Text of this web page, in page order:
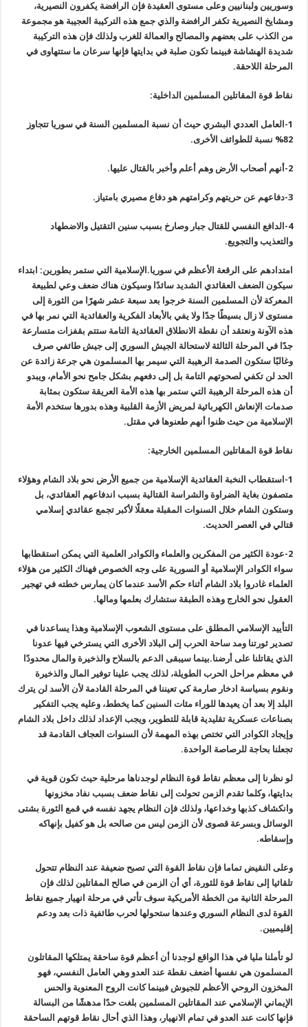
وسوريين ولبنانيين وعلى مستوى العقيدة فإن الرافضة يكفرون النصيرية،
ومشايخ النصيرية تكفر الرافضة والذي جمع هذه التركيبة العجيبة هو مجموعة
من الكذب على بعضهم والمصالح والعمالة للغرب ولذلك فإن هذه التركيبة
شديدة الهشاشةفبينما تكون صلبة في بدايتها فإنها سرعان ما ستتهاوى في
المرحلة اللاحقة.
نقاط قوة المقاتلين المسلمين الداخلية:
1-العامل العددي البشري حيث أن نسبة المسلمين السنة في سوريا تتجاوز
82% نسبة للطوائف الأخرى.
2-أنهم أصحاب الأرض وهم أعلم وأخبر بالقتال عليها.
3-دفاعهم عن حريتهم وكرامتهم هو دفاع مصيري بامتياز.
4-الدافع النفسي للقتال جبار وصارخ بسبب سنين التقتيل والاضطهاد
والتعذيب والتجويع.
امتدادهم على الرقعة الأعظم في سوريا.الإسلامية التي ستمر بطورين: ابتداء
سيكون الضعف العقائدي الشديد سائدًا وسيكون هناك ضعف وعي لطبيعة
المعركة لأن المسلمين السنة خرجوا بعد سبعة عشر شهرًا من الثورة إلى
مستوى لا زال بسيطًا جدًا ولا يفي بالأبعاد الفكرية والعقائدية التي نمر بها في
هذه الآونة ونعتقد أن نقطة الانطلاق العقائدية التامة ستتم بقفزات متسارعة
جدًا في المرحلة الثالثة لاستحالة الجيش السوري إلى جيش طائفي صرف
وغالبًا ستكون الصدمة الرهيبة التي سيمر بها المسلمون هي جرعة زائدة عن
الحد لن تكفي لصحوتهم التامة بل إلى دفعهم بشكل جامح نحو الأمام، ويبدو
أن هذه المرحلة الرهيبة التي ستمر بها هذه الأمة العريقة ستكون بمثابة
صدمات الإنعاش الكهربائية لمريض الأزمة القلبية وهذه بدورها ستخدم الأمة
الإسلامية من حيث ظنوا أنهم طعنوها في مقتل.
نقاط قوة المقاتلين المسلمين الخارجية:
1-استقطاب النخبة العقائدية الإسلامية من جميع الأرض نحو بلاد الشام وهؤلاء
متصفون بغاية الضراوة والشراسة القتالية بسبب اندفاعهم العقائدي، بل
وستكون الشام خلال السنوات المقبلة معقلًا لأكبر تجمع عقائدي إسلامي
قتالي في العصر الحديث.
2-عودة الكثير من المفكرين والعلماء والكوادر العلمية التي يمكن استقطابها
سواء الكوادر الإسلامية أو السورية على وجه الخصوص فهناك الكثير من هؤلاء
العلماء غادروا بلاد الشام أثناء حكم الأسد عندما كان يمارس خطته في تهجير
العقول نحو الخارج وهذه الطبقة ستشارك بعلمها ومالها.
التأييد الإسلامي المطلق على مستوى الشعوب الإسلامية وهذا يساعدنا في
تصدير ثورتنا ومد ساحة الحرب إلى البلاد الأخرى التي يسترخي فيها عدونا
الذي يقاتلنا على أرضنا.بينما سيبقى الدعم بالسلاح والذخيرة والمال محدودًا
في معظم مراحل الحرب الطويلة، لذلك يجب علينا توفير المال والذخيرة
ونقوم بسياسة ادخار صارمة كي تعيننا في المرحلة القادمة لأن الأسد لن يترك
البلد إلا بعد أن يعيدها للوراء مئات السنين كما يخطط، وعليه يجب التفكير
بصناعات عسكرية تقليدية قابلة للتطوير، ويجب الإعداد لذلك داخل بلاد الشام
وإيجاد الكوادر التي تختص بهذه المهمة لأن السنوات العجاف القادمة قد
تجعلنا بحاجة للرصاصة الواحدة.
لو نظرنا إلى معظم نقاط قوة النظام لوجدناها مرحلية حيث تكون قوية في
بدايتها، وكلما تقدم الزمن تحولت إلى نقاط ضعف بسبب نفاد مخزونها
وانكشاف كذبها وخداعها، ولذلك فإن النظام يجهد نفسه في قمع الثورة بشتى
الوسائل وبسرعة قصوى لأن الزمن ليس من صالحه بل هو كفيل بإنهاكه
وإسقاطه.
وعلى النقيض تماما فإن نقاط القوة التي تصبح ضعيفة عند النظام تتحول
تلقائيا إلى نقاط قوة للثورة، أي أن الزمن في صالح المقاتلين لذلك فإن
المرحلة الثانية من الخطة الأمريكية سوف تأتي في مرحلة انهيار جميع نقاط
القوة لدى النظام السوري وعندها ستحولها لحرب طائفية ذات بعد ودعم
إقليميين.
لو تأملنا مليا في هذا الواقع لوجدنا أن أعظم قوة ساحقة يمتلكها المقاتلون
المسلمون هي نفسها أضعف نقطة عند العدو وهي العامل النفسي، فهو
المخزون الروحي الأعظم للجيوش فبينما كانت الروح المعنوية والحس
الإيماني الإسلامي عند المقاتلين المسلمين بلغت حدًا مدهشًا من البسالة
فإنها كانت عند العدو في تمام الانهيار، وهذا الذي أحال نقاط قوتهم الساحقة